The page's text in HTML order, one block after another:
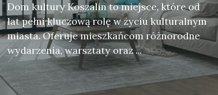
Dom kultury Koszalin to miejsce, które od
lat pełni kluczową rolę w życiu kulturalnym
miasta. Oferuje mieszkańcom różnorodne
wydarzenia, warsztaty oraz ...